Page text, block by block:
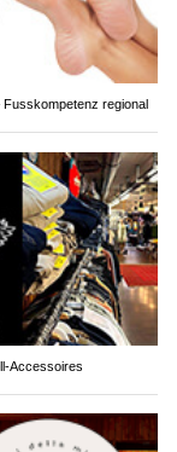
regional
Accessoires